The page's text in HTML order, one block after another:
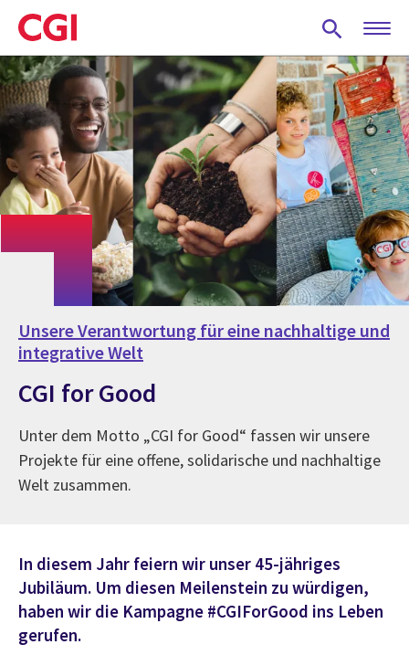
Skip
to
main
content
Unsere Verantwortung für eine nachhaltige und
integrative Welt
CGI for Good
Unter dem Motto „CGI for Good“ fassen wir unsere
Projekte für eine offene, solidarische und nachhaltige
Welt zusammen.
In diesem Jahr feiern wir unser 45-jähriges
Jubiläum. Um diesen Meilenstein zu würdigen,
haben wir die Kampagne #CGIForGood ins Leben
gerufen.